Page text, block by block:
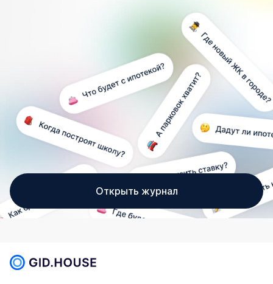
Открыть журнал